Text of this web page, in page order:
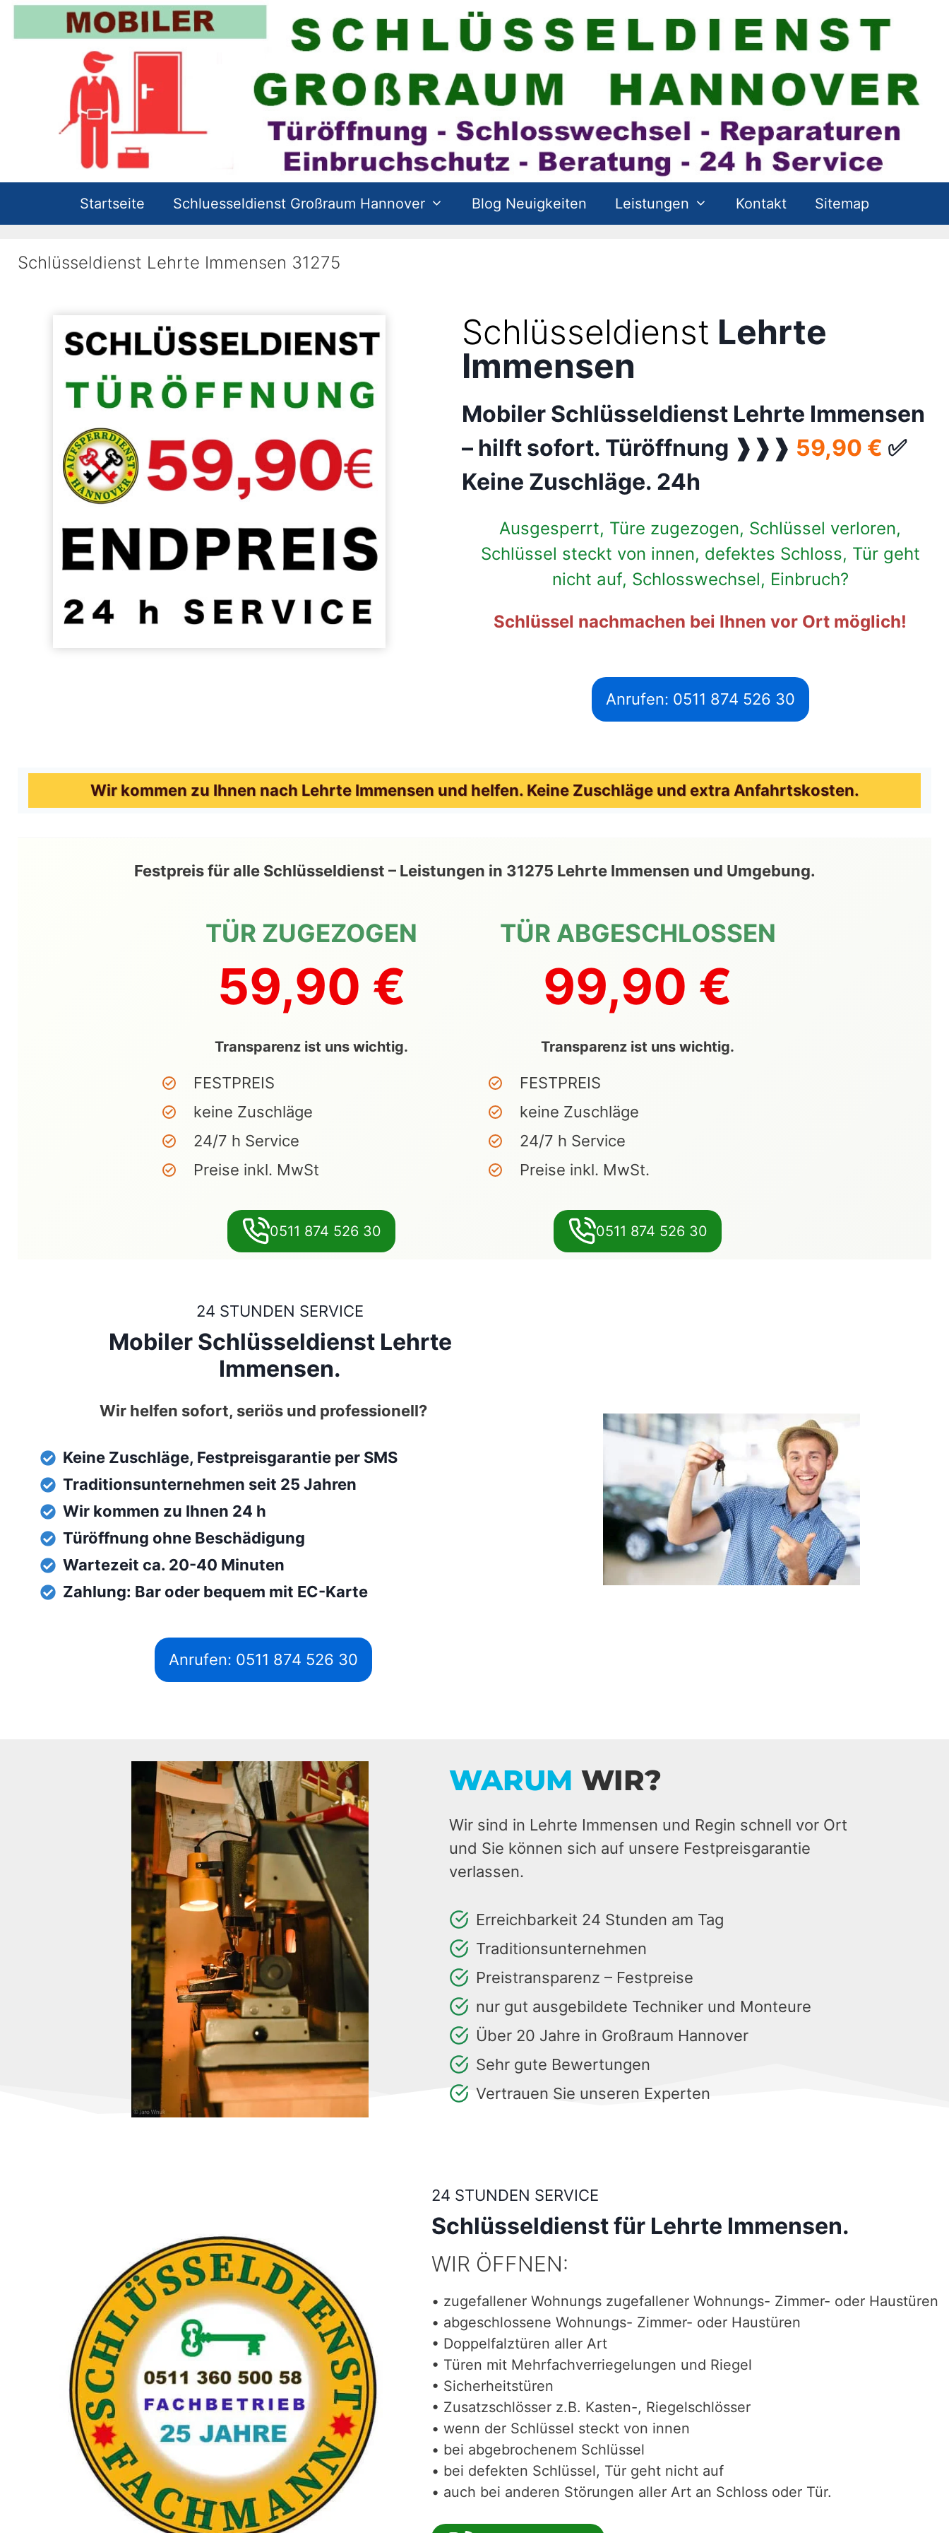
Zum
Inhalt
Startseite Schluesseldienst Großraum Hannover Blog Neuigkeiten Leistungen Kontakt Sitemap
Schlüsseldienst Lehrte Immensen 31275
Schlüsseldienst Lehrte
Immensen
Mobiler Schlüsseldienst Lehrte Immensen
– hilft sofort. Türöffnung ❱❱❱ 59,90 € ✅
Keine Zuschläge. 24h
Ausgesperrt, Türe zugezogen, Schlüssel verloren,
Schlüssel steckt von innen, defektes Schloss, Tür geht
nicht auf, Schlosswechsel, Einbruch?
Schlüssel nachmachen bei Ihnen vor Ort möglich!
Anrufen: 0511 874 526 30
Wir kommen zu Ihnen nach Lehrte Immensen und helfen. Keine Zuschläge und extra Anfahrtskosten.
Festpreis für alle Schlüsseldienst – Leistungen in 31275 Lehrte Immensen und Umgebung.
TÜR ZUGEZOGEN
59,90 €
Transparenz ist uns wichtig.
FESTPREIS
keine Zuschläge
24/7 h Service
Preise inkl. MwSt
0511 874 526 30
TÜR ABGESCHLOSSEN
99,90 €
Transparenz ist uns wichtig.
FESTPREIS
keine Zuschläge
24/7 h Service
Preise inkl. MwSt.
0511 874 526 30
24 STUNDEN SERVICE
Mobiler Schlüsseldienst Lehrte
Immensen.
Wir helfen sofort, seriös und professionell?
Keine Zuschläge, Festpreisgarantie per SMS
Traditionsunternehmen seit 25 Jahren
Wir kommen zu Ihnen 24 h
Türöffnung ohne Beschädigung
Wartezeit ca. 20-40 Minuten
Zahlung: Bar oder bequem mit EC-Karte
Anrufen: 0511 874 526 30
WARUM WIR?
Wir sind in Lehrte Immensen und Regin schnell vor Ort
und Sie können sich auf unsere Festpreisgarantie
verlassen.
Erreichbarkeit 24 Stunden am Tag
Traditionsunternehmen
Preistransparenz – Festpreise
nur gut ausgebildete Techniker und Monteure
Über 20 Jahre in Großraum Hannover
Sehr gute Bewertungen
Vertrauen Sie unseren Experten
24 STUNDEN SERVICE
Schlüsseldienst für Lehrte Immensen.
WIR ÖFFNEN:
• zugefallener Wohnungs zugefallener Wohnungs- Zimmer- oder Haustüren
• abgeschlossene Wohnungs- Zimmer- oder Haustüren
• Doppelfalztüren aller Art
• Türen mit Mehrfachverriegelungen und Riegel
• Sicherheitstüren
• Zusatzschlösser z.B. Kasten-, Riegelschlösser
• wenn der Schlüssel steckt von innen
• bei abgebrochenem Schlüssel
• bei defekten Schlüssel, Tür geht nicht auf
• auch bei anderen Störungen aller Art an Schloss oder Tür.